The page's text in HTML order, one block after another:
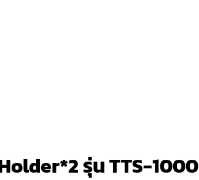
รุ่น TTS-1000